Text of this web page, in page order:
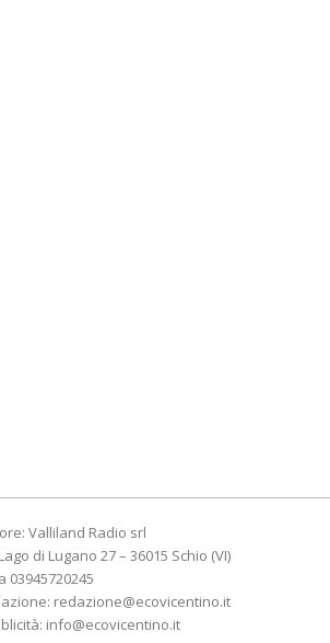
Valliland Radio srl
di Lugano 27 – 36015 Schio (VI)
03945720245
redazione@ecovicentino.it
info@ecovicentino.it